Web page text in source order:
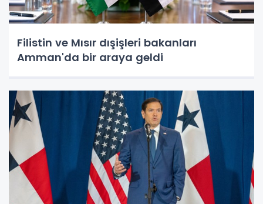
Filistin ve Mısır dışişleri bakanları
Amman'da bir araya geldi